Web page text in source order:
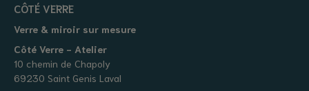
CÔTÉ VERRE
Verre & miroir sur mesure
Côté Verre - Atelier
10 chemin de Chapoly
69230 Saint Genis Laval